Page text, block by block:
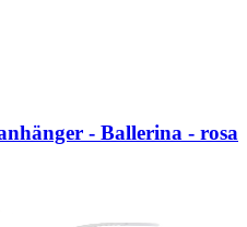
- Ballerina - rosa